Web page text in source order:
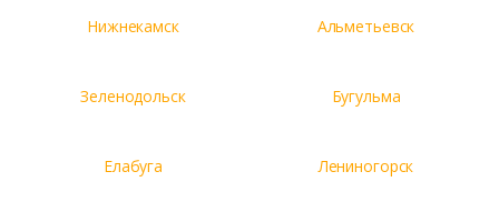
Нижнекамск Альметьевск
Зеленодольск Бугульма
Елабуга Лениногорск